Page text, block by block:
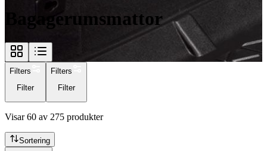
Bagagerumsmattor
Filters
Filter
Filters
Filter
Visar60 av 275 produkter
Sortering